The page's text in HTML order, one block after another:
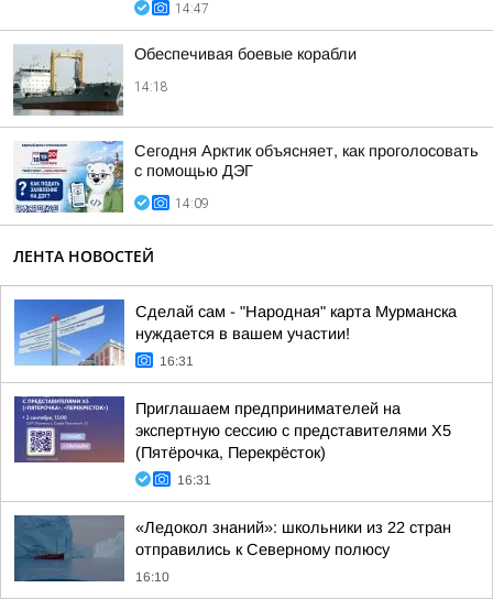
14:47
Обеспечивая боевые корабли
14:18
Сегодня Арктик объясняет, как проголосовать
с помощью ДЭГ
14:09
ЛЕНТА НОВОСТЕЙ
Сделай сам - "Народная" карта Мурманска
нуждается в вашем участии!
16:31
Приглашаем предпринимателей на
экспертную сессию с представителями X5
(Пятёрочка, Перекрёсток)
16:31
«Ледокол знаний»: школьники из 22 стран
отправились к Северному полюсу
16:10